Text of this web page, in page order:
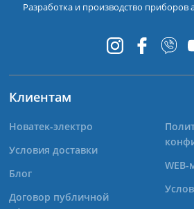
Разработка и производство
Клиентам
Новатек-электро
Условия доставки
Блог
Договор публичной